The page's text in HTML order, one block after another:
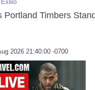
Exilio
Portland Timbers
2026 21:40:00 -0700